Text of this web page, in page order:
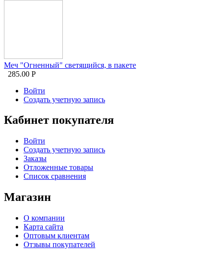
Меч "Огненный" светящийся, в пакете
285.00 Р
Войти
Создать учетную запись
Кабинет покупателя
Войти
Создать учетную запись
Заказы
Отложенные товары
Список сравнения
Магазин
О компании
Карта сайта
Оптовым клиентам
Отзывы покупателей